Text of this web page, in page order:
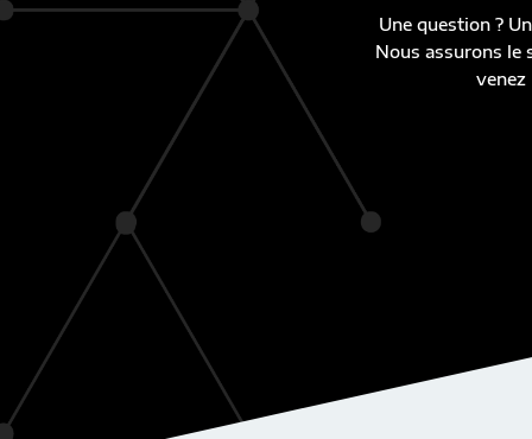
Une question ?
Nous assurons le
venez